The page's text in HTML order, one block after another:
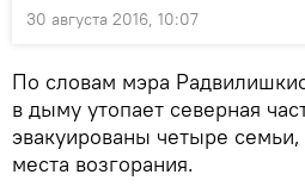
30 августа 2016, 10:07
По словам мэра
в дыму утопает северная
эвакуированы четыре
места возгорания.